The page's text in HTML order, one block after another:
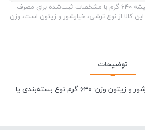
سحر ترشی بندری شیشه 640 گرم با مشخصات ثبت‌شده برای مصرف
کالا از نوع ترشی، خیارشور و زیتون است، وزن
توضیحات
نوع محصول: ترشی، خیارشور و زیتون وزن: ۶۴۰ گرم نوع بسته‌بندی یا